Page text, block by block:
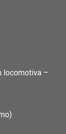
locomotiva –